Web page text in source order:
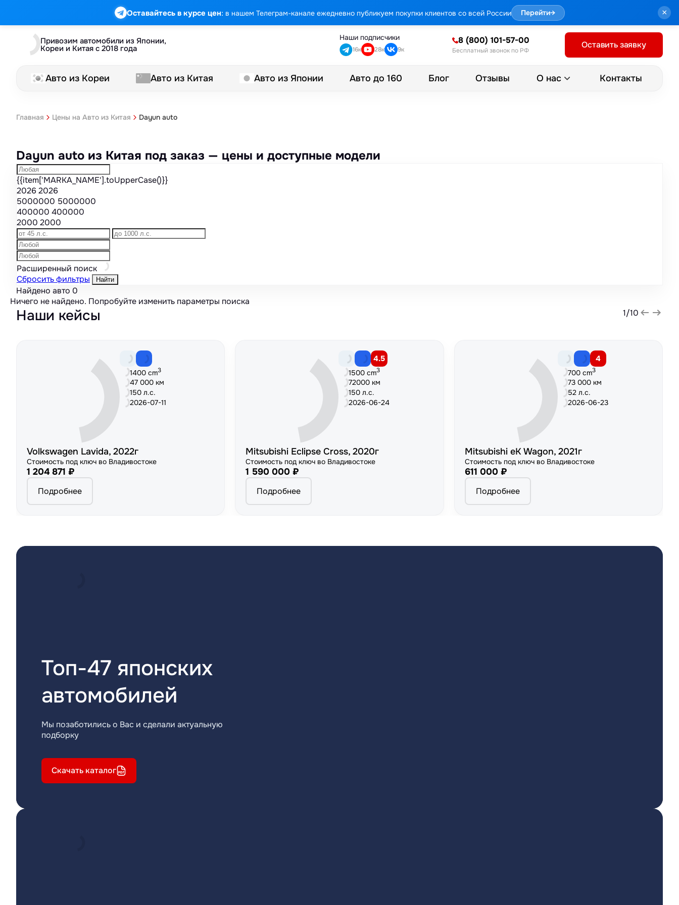
Оставайтесь в курсе цен: в нашем Телеграм-канале ежедневно публикуем покупки клиентов со всей России Перейти→ ×
Привозим автомобили из Японии,
Кореи и Китая с 2018 года
Наши подписчики
16к 28к 9к
8 (800) 101-57-00
Бесплатный звонок по РФ
Оставить заявку
Авто из Кореи Авто из Китая Авто из Японии Авто до 160 Блог Отзывы О нас Контакты
Главная Цены на Авто из Китая Dayun auto
Dayun auto из Китая под заказ — цены и доступные модели
{{item['MARKA_NAME'].toUpperCase()}}
2026 2026
5000000 5000000
400000 400000
2000 2000
Расширенный поиск
Сбросить фильтры
Найти
Найдено авто 0
Ничего не найдено. Попробуйте изменить параметры поиска
Наши кейсы 1/10
1400 cm3
47 000 км
150 л.с.
2026-07-11
Volkswagen Lavida, 2022г
Стоимость под ключ во Владивостоке
1 204 871 ₽
Подробнее
4.5
1500 cm3
72000 км
150 л.с.
2026-06-24
Mitsubishi Eclipse Cross, 2020г
Стоимость под ключ во Владивостоке
1 590 000 ₽
Подробнее
4
700 cm3
73 000 км
52 л.с.
2026-06-23
Mitsubishi eK Wagon, 2021г
Стоимость под ключ во Владивостоке
611 000 ₽
Подробнее
Топ-47 японских
автомобилей
Мы позаботились о Вас и сделали актуальную
подборку
Скачать каталог